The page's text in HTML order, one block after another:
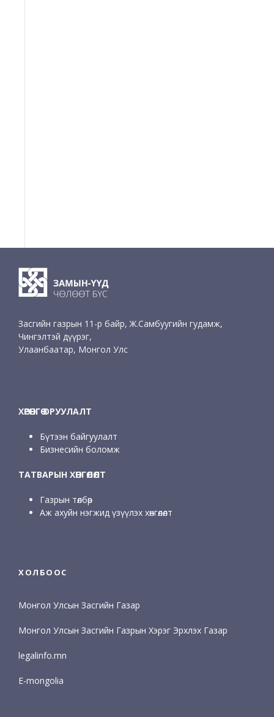
Засгийн газрын 11-р байр, Ж.Самбуугийн гудамж,
Чингэлтэй дүүрэг,
Улаанбаатар, Монгол Улс
ХӨРӨНГӨ ОРУУЛАЛТ
Бүтээн байгуулалт
Бизнесийн боломж
ТАТВАРЫН ХӨНГӨЛӨЛТ
Газрын төлбөр
Аж ахуйн нэгжид үзүүлэх хөнгөлөлт
ХОЛБООС
Монгол Улсын Засгийн Газар
Монгол Улсын Засгийн Газрын Хэрэг Эрхлэх Газар
legalinfo.mn
E-mongolia